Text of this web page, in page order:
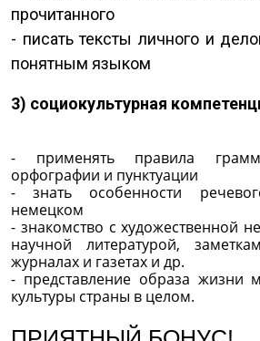
прочитанного
- писать тексты личного и
понятным языком
3) социокультурная
- применять правила
орфографии и пунктуации
- знать особенности
немецком
- знакомство с художественной
научной литературой,
журналах и газетах и др.
- представление образа жизни
культуры страны в целом.